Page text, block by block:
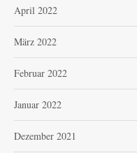
April 2022
März 2022
Februar 2022
Januar 2022
Dezember 2021